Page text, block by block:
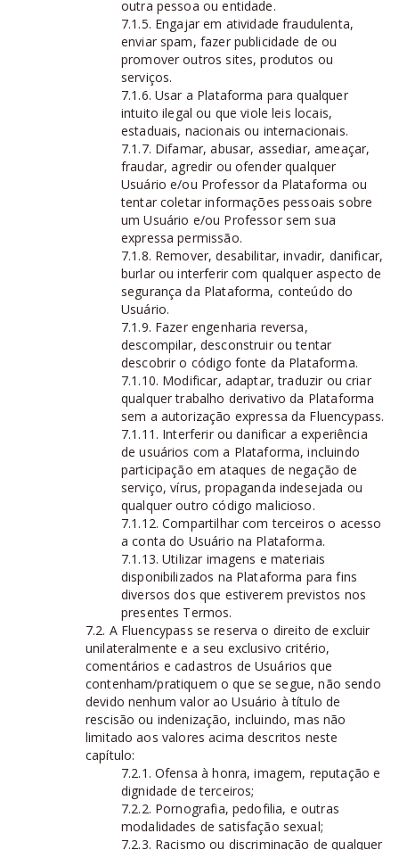
outra pessoa ou entidade.
7.1.5. Engajar em atividade fraudulenta,
enviar spam, fazer publicidade de ou
promover outros sites, produtos ou
serviços.
7.1.6. Usar a Plataforma para qualquer
intuito ilegal ou que viole leis locais,
estaduais, nacionais ou internacionais.
7.1.7. Difamar, abusar, assediar, ameaçar,
fraudar, agredir ou ofender qualquer
Usuário e/ou Professor da Plataforma ou
tentar coletar informações pessoais sobre
um Usuário e/ou Professor sem sua
expressa permissão.
7.1.8. Remover, desabilitar, invadir, danificar,
burlar ou interferir com qualquer aspecto de
segurança da Plataforma, conteúdo do
Usuário.
7.1.9. Fazer engenharia reversa,
descompilar, desconstruir ou tentar
descobrir o código fonte da Plataforma.
7.1.10. Modificar, adaptar, traduzir ou criar
qualquer trabalho derivativo da Plataforma
sem a autorização expressa da Fluencypass.
7.1.11. Interferir ou danificar a experiência
de usuários com a Plataforma, incluindo
participação em ataques de negação de
serviço, vírus, propaganda indesejada ou
qualquer outro código malicioso.
7.1.12. Compartilhar com terceiros o acesso
a conta do Usuário na Plataforma.
7.1.13. Utilizar imagens e materiais
disponibilizados na Plataforma para fins
diversos dos que estiverem previstos nos
presentes Termos.
7.2. A Fluencypass se reserva o direito de excluir
unilateralmente e a seu exclusivo critério,
comentários e cadastros de Usuários que
contenham/pratiquem o que se segue, não sendo
devido nenhum valor ao Usuário à título de
rescisão ou indenização, incluindo, mas não
limitado aos valores acima descritos neste
capítulo:
7.2.1. Ofensa à honra, imagem, reputação e
dignidade de terceiros;
7.2.2. Pornografia, pedofilia, e outras
modalidades de satisfação sexual;
7.2.3. Racismo ou discriminação de qualquer